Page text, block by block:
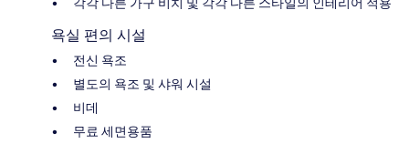
욕실 편의 시설
전신 욕조
별도의 욕조 및 샤워 시설
비데
무료 세면용품